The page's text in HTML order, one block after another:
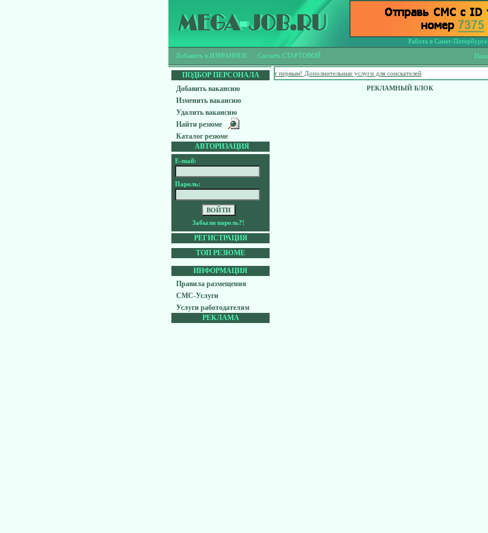
Работа в Санкт-
Добавить в ИЗБРАННОЕ
Сделать СТАРТОВОЙ
ПОДБОР ПЕРСОНАЛА
Добавить вакансию
Изменить вакансию
Удалить вакансию
Найти резюме
Каталог резюме
АВТОРИЗАЦИЯ
E-mail:
Пароль:
Забыли пароль?!
РЕГИСТРАЦИЯ
ТОП РЕЗЮМЕ
ИНФОРМАЦИЯ
Правила размещения
СМС-Услуги
Услуги работодателям
РЕКЛАМА
Ищешь работу?Твое резюме будет первым! Дополнительные услуги для соискателей
РЕКЛАМНЫЙ БЛОК